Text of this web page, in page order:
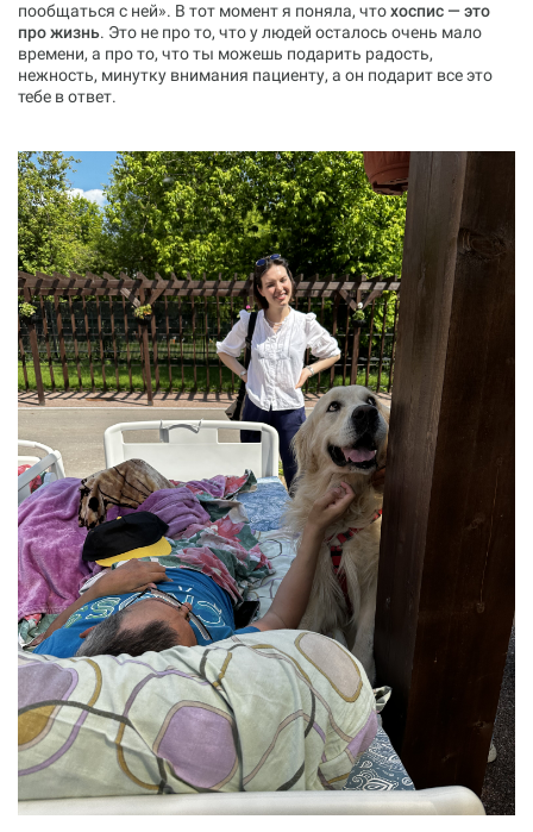
пообщаться с ней». В тот момент я поняла, чтохоспис — это
про жизнь. Это не про то, что у людей осталось очень мало
времени, а про то, что ты можешь подарить радость,
нежность, минутку внимания пациенту, а он подарит все это
тебе в ответ.